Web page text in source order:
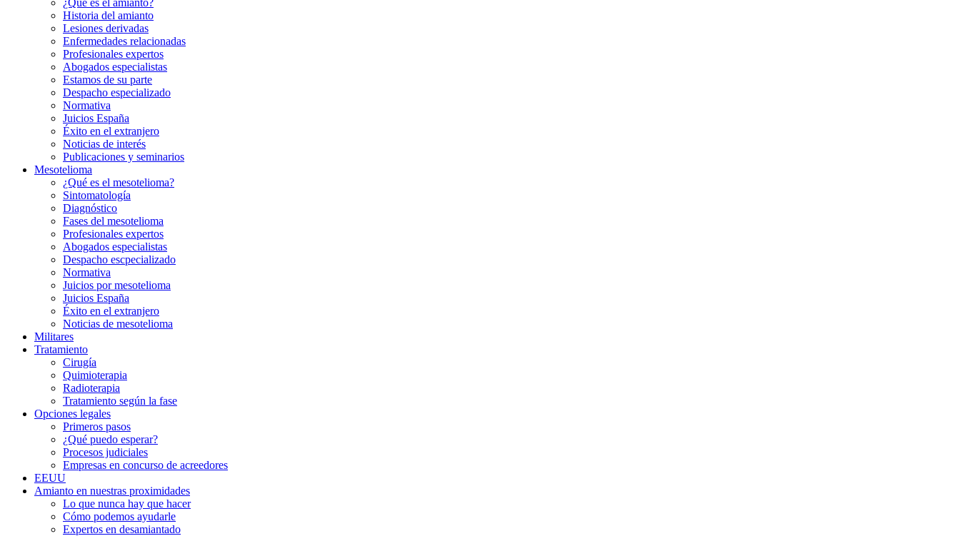
¿Qué es el amianto?
Historia del amianto
Lesiones derivadas
Enfermedades relacionadas
Profesionales expertos
Abogados especialistas
Estamos de su parte
Despacho especializado
Normativa
Juicios España
Éxito en el extranjero
Noticias de interés
Publicaciones y seminarios
Mesotelioma
¿Qué es el mesotelioma?
Sintomatología
Diagnóstico
Fases del mesotelioma
Profesionales expertos
Abogados especialistas
Despacho escpecializado
Normativa
Juicios por mesotelioma
Juicios España
Éxito en el extranjero
Noticias de mesotelioma
Militares
Tratamiento
Cirugía
Quimioterapia
Radioterapia
Tratamiento según la fase
Opciones legales
Primeros pasos
¿Qué puedo esperar?
Procesos judiciales
Empresas en concurso de acreedores
EEUU
Amianto en nuestras proximidades
Lo que nunca hay que hacer
Cómo podemos ayudarle
Expertos en desamiantado